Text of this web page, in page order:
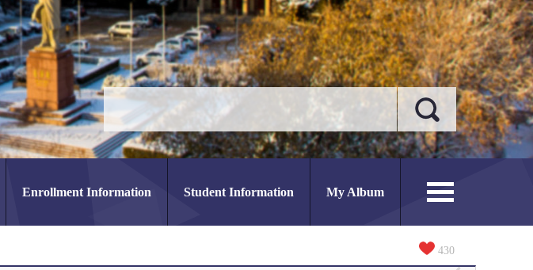
Enrollment Information Student Information My Album
430